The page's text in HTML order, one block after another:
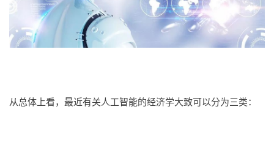
从总体上看，最近有关人工智能的经济学大致可以分为三类：